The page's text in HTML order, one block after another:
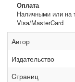
Оплата
Наличными или на
Visa/MasterCard
Автор
Издательство
Cтраниц